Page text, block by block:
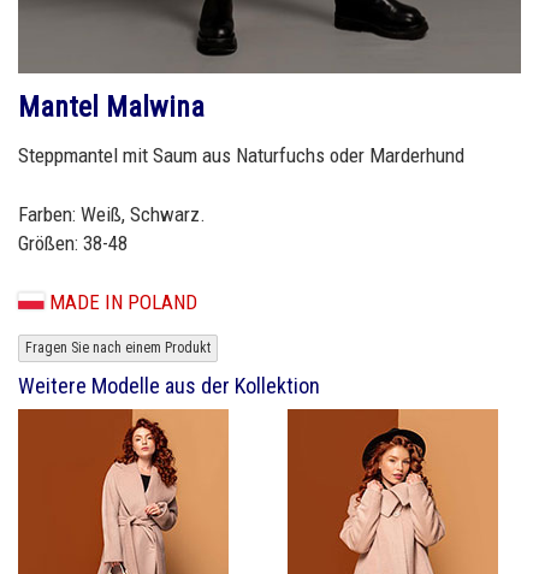
Mantel Malwina
Steppmantel mit Saum aus Naturfuchs oder Marderhund
Farben: Weiß, Schwarz.
Größen: 38-48
MADE IN POLAND
Fragen Sie nach einem Produkt
Weitere Modelle aus der Kollektion